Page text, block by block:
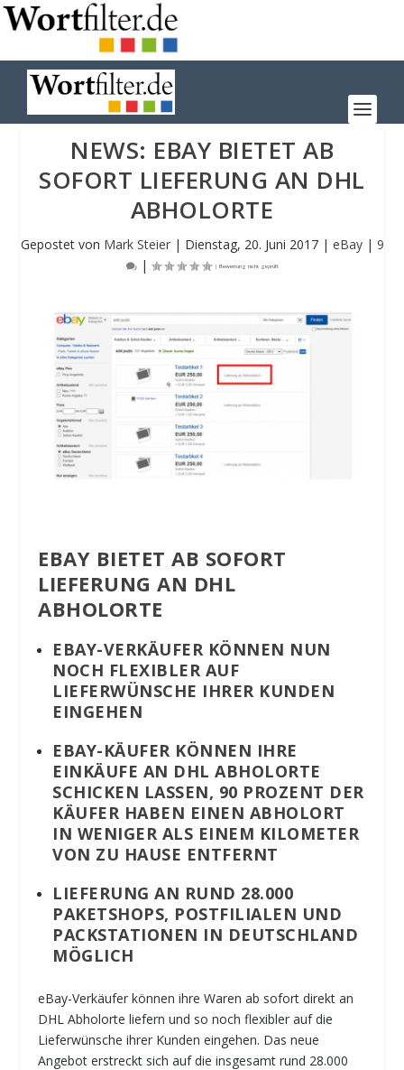
NEWS: EBAY BIETET AB
SOFORT LIEFERUNG AN DHL
ABHOLORTE
Gepostet von Mark Steier| Dienstag, 20. Juni 2017| eBay| 9
|
EBAY BIETET AB SOFORT
LIEFERUNG AN DHL
ABHOLORTE
EBAY-VERKÄUFER KÖNNEN NUN
NOCH FLEXIBLER AUF
LIEFERWÜNSCHE IHRER KUNDEN
EINGEHEN
EBAY-KÄUFER KÖNNEN IHRE
EINKÄUFE AN DHL ABHOLORTE
SCHICKEN LASSEN, 90 PROZENT DER
KÄUFER HABEN EINEN ABHOLORT
IN WENIGER ALS EINEM KILOMETER
VON ZU HAUSE ENTFERNT
LIEFERUNG AN RUND 28.000
PAKETSHOPS, POSTFILIALEN UND
PACKSTATIONEN IN DEUTSCHLAND
MÖGLICH
eBay-Verkäufer können ihre Waren ab sofort direkt an
DHL Abholorte liefern und so noch flexibler auf die
Lieferwünsche ihrer Kunden eingehen. Das neue
Angebot erstreckt sich auf die insgesamt rund 28.000